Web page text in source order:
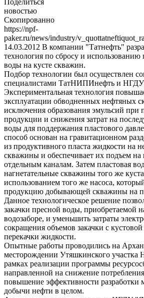
новостью
Скопированно
https://npf-
paker.ru/news/industry/
14.03.2012 В компании "Татнефть"
технология по сбросу и
воды на кусте скважин.
Подбор технологии был осуществлен
специалистами ТатНИПИнефть и
Экспериментальная технология
эксплуатации обводненных нефтяных
исключения образования эмульсий при
продукции и снижения затрат на
воды для поддержания пластового
способ основан на гравитационном
из продуктивного пласта жидкости на
скважины и обеспечивает их подъем на
отдельным каналам. Затем пластовая
нагнетательные скважины того же
использованием того же насоса,
продукцию добывающей скважины на
Данное технологическое решение
закачки пресной воды, приобретаемой
водозаборе, и уменьшить затраты
сокращения объемов закачки с
перекачки жидкости.
Опытные работы проводились на
месторождении Утяшкинского
рамках реализации программы
направленной на снижение
повышение эффективности разработки
добычи нефти в целом.